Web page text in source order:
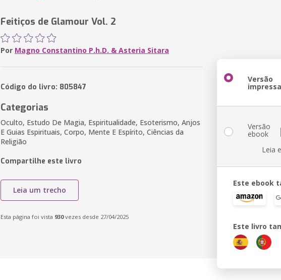
Feitiços de Glamour Vol. 2
Por Magno Constantino P.h.D. & Asteria Sitara
Código do livro: 805847
Categorias
Oculto, Estudo De Magia, Espiritualidade, Esoterismo, Anjos
E Guias Espirituais, Corpo, Mente E Espírito, Ciências da
Religião
Compartilhe este livro
Leia um trecho
Esta página foi vista 930vezes desde 27/04/2025
Versão
impressa
Versão
ebook
Leia
Este ebook
Este livro